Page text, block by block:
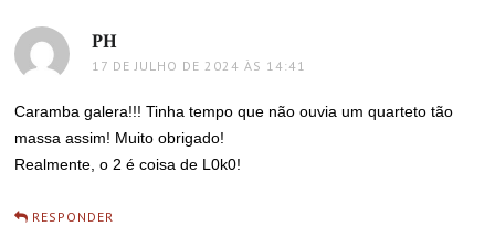
PH
17 DE JULHO DE 2024 ÀS 14:41
Caramba galera!!! Tinha tempo que não ouvia um quarteto tão
massa assim! Muito obrigado!
Realmente, o 2 é coisa de L0k0!
RESPONDER